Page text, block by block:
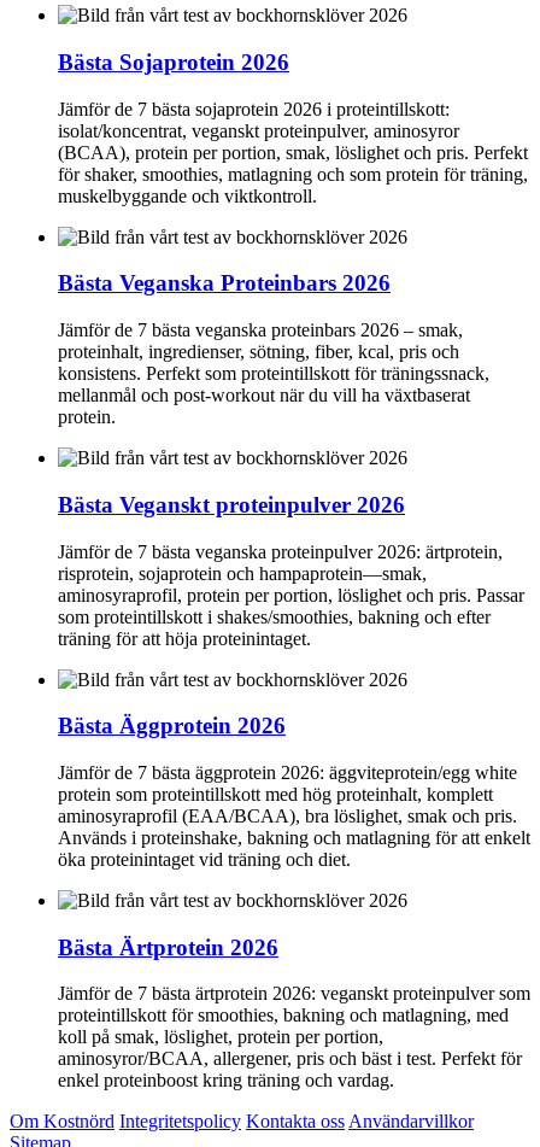
Bästa Sojaprotein 2026
Jämför de 7 bästa sojaprotein 2026 i proteintillskott:
isolat/koncentrat, veganskt proteinpulver, aminosyror
(BCAA), protein per portion, smak, löslighet och pris. Perfekt
för shaker, smoothies, matlagning och som protein för träning,
muskelbyggande och viktkontroll.
Bästa Veganska Proteinbars 2026
Jämför de 7 bästa veganska proteinbars 2026 – smak,
proteinhalt, ingredienser, sötning, fiber, kcal, pris och
konsistens. Perfekt som proteintillskott för träningssnack,
mellanmål och post-workout när du vill ha växtbaserat
protein.
Bästa Veganskt proteinpulver 2026
Jämför de 7 bästa veganska proteinpulver 2026: ärtprotein,
risprotein, sojaprotein och hampaprotein—smak,
aminosyraprofil, protein per portion, löslighet och pris. Passar
som proteintillskott i shakes/smoothies, bakning och efter
träning för att höja proteinintaget.
Bästa Äggprotein 2026
Jämför de 7 bästa äggprotein 2026: äggviteprotein/egg white
protein som proteintillskott med hög proteinhalt, komplett
aminosyraprofil (EAA/BCAA), bra löslighet, smak och pris.
Används i proteinshake, bakning och matlagning för att enkelt
öka proteinintaget vid träning och diet.
Bästa Ärtprotein 2026
Jämför de 7 bästa ärtprotein 2026: veganskt proteinpulver som
proteintillskott för smoothies, bakning och matlagning, med
koll på smak, löslighet, protein per portion,
aminosyror/BCAA, allergener, pris och bäst i test. Perfekt för
enkel proteinboost kring träning och vardag.
Om Kostnörd Integritetspolicy Kontakta ossAnvändarvillkor